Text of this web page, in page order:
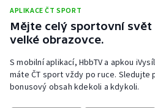
Volejbal
Ostatní
APLIKACE ČT SPORT
Mějte celý sportovní svět
velké obrazovce.
S mobilní aplikací, HbbTV a apkou
máte ČT sport vždy po ruce. Sledujte
bonusový obsah kdekoli a kdykoli.